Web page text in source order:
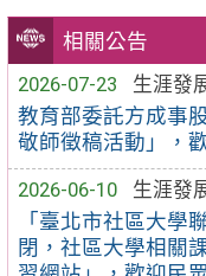
相關公告
2026-07-23
生涯發
教育部委託方成事
敬師徵稿活動」，
2026-06-10
生涯發
「臺北市社區大學
閉，社區大學相關